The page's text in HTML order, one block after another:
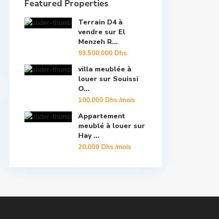
Featured Properties
Terrain D4 à
vendre sur El
Menzeh R...
93.500.000 Dhs
villa meublée à
louer sur Souissi
O...
100.000 Dhs/mois
Appartement
meublé à louer sur
Hay ...
20.000 Dhs/mois